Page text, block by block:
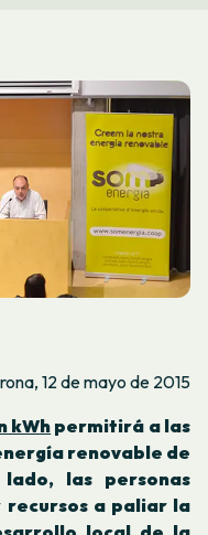
12 de mayo de 2015
kWh permitirá a las
renovable de
las personas
recursos a paliar la